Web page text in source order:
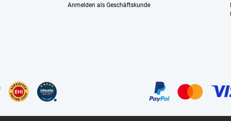
Anmelden als Geschäftskunde